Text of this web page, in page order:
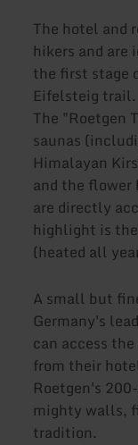
The hotel and
hikers and are
the first stage
Eifelsteig trail.
The "Roetgen
saunas
Himalayan
and the flower
are directly
highlight is
(heated all
A small but
Germany's
can access
from their
Roetgen's
mighty walls,
tradition.